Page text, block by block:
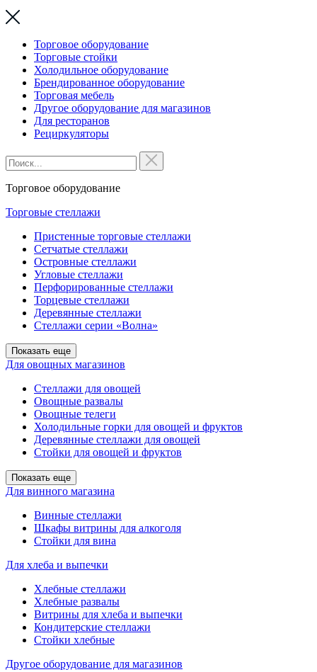
Торговое оборудование
Торговые стойки
Холодильное оборудование
Брендированное оборудование
Торговая мебель
Другое оборудование для магазинов
Для ресторанов
Рециркуляторы
Торговое оборудование
Торговые стеллажи
Пристенные торговые стеллажи
Сетчатые стеллажи
Островные стеллажи
Угловые стеллажи
Перфорированные стеллажи
Торцевые стеллажи
Деревянные стеллажи
Стеллажи серии «Волна»
Показать еще
Для овощных магазинов
Стеллажи для овощей
Овощные развалы
Овощные телеги
Холодильные горки для овощей и фруктов
Деревянные стеллажи для овощей
Стойки для овощей и фруктов
Показать еще
Для винного магазина
Винные стеллажи
Шкафы витрины для алкоголя
Стойки для вина
Для хлеба и выпечки
Хлебные стеллажи
Хлебные развалы
Витрины для хлеба и выпечки
Кондитерские стеллажи
Стойки хлебные
Другое оборудование для магазинов